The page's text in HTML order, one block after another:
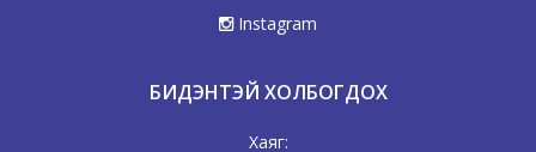
Instagram
БИДЭНТЭЙ ХОЛБОГДОХ
Хаяг: